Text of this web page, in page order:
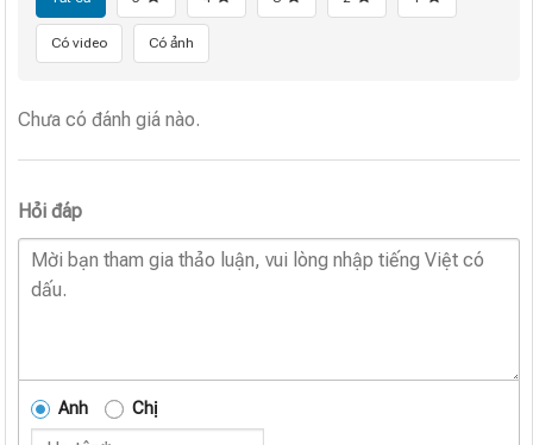
Có video Có ảnh
Chưa có đánh giá nào.
Hỏi đáp
Anh Chị